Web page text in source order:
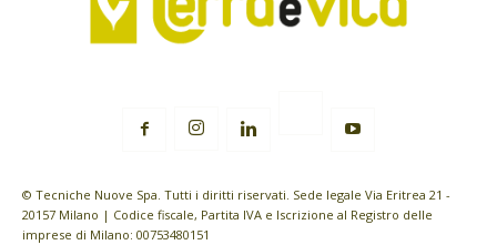
© Tecniche Nuove Spa. Tutti i diritti riservati. Sede legale Via Eritrea 21 -
20157 Milano | Codice fiscale, Partita IVA e Iscrizione al Registro delle
imprese di Milano: 00753480151